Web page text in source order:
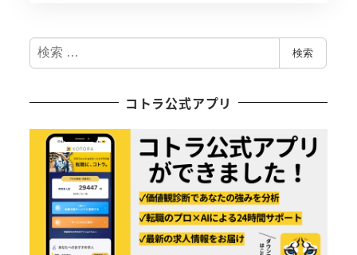
検
索
検索
コトラ公式アプリ